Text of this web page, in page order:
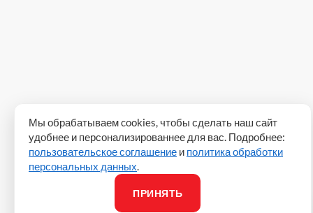
Мы обрабатываем cookies, чтобы сделать наш сайт
удобнее и персонализированнее для вас. Подробнее:
пользовательское соглашение и политика обработки
персональных данных.
ПРИНЯТЬ
Всегда на связи